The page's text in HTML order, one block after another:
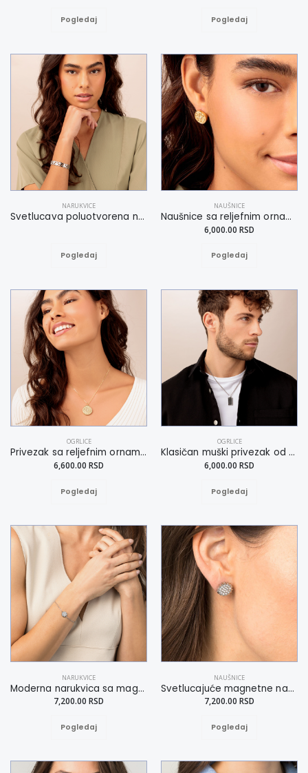
Pogledaj Pogledaj
NARUKVICE
Svetlucava poluotvorena narukvica sa ornamentima
Pogledaj
NAUŠNICE
Naušnice sa reljefnim ornamentima
6,000.00 RSD
Pogledaj
OGRLICE
Privezak sa reljefnim ornamemtima
6,600.00 RSD
Pogledaj
OGRLICE
Klasičan muški privezak od čelika i kože
6,000.00 RSD
Pogledaj
NARUKVICE
Moderna narukvica sa magnetima zvezdastog dizajna S-L
7,200.00 RSD
Pogledaj
NAUŠNICE
Svetlucajuće magnetne naušnice sa kristalima
7,200.00 RSD
Pogledaj